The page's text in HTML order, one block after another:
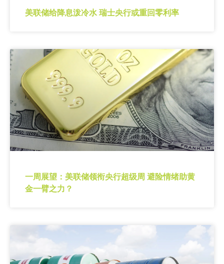
美联储给降息泼冷水 瑞士央行或重回零利率
一周展望：美联储领衔央行超级周 避险情绪助黄
金一臂之力？